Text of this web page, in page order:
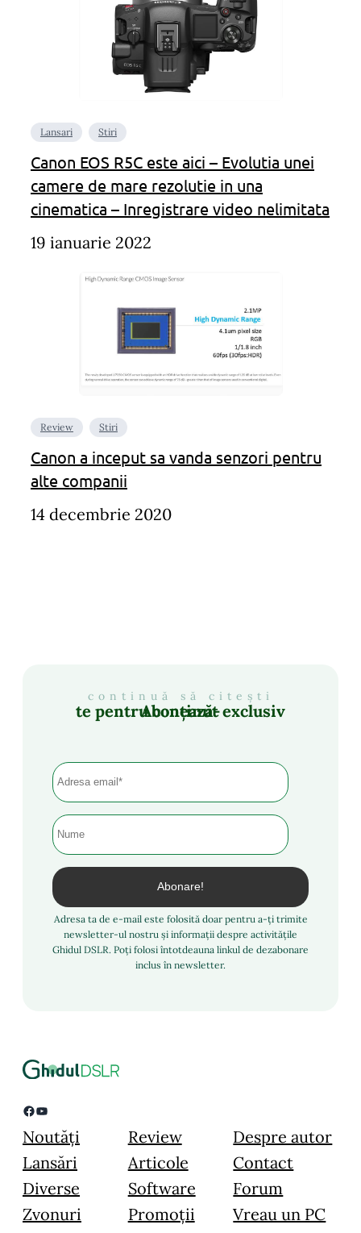
Lansari Stiri
Canon EOS R5C este aici – Evolutia unei
camere de mare rezolutie in una
cinematica – Inregistrare video nelimitata
19 ianuarie 2022
Review Stiri
Canon a inceput sa vanda senzori pentru
alte companii
14 decembrie 2020
continuă să citești
Abonează-te pentru conținut exclusiv
Adresa ta de e-mail este folosită doar pentru a-ți trimite
newsletter-ul nostru și informații despre activitățile
Ghidul DSLR. Poți folosi întotdeauna linkul de dezabonare
inclus în newsletter.
Facebook YouTube
Noutăți
Lansări
Diverse
Zvonuri
Review
Articole
Software
Promoții
Despre autor
Contact
Forum
Vreau un PC